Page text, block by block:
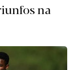
na